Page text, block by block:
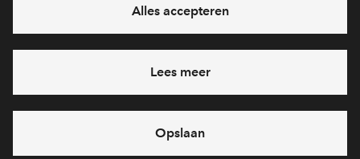
Heb je een vraag en wil je direct antwoord? Bel ons op+31-
(0)88 712 20 52
6 dagen per week beschikbaar (behalve tijdens